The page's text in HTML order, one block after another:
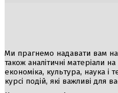
Ми прагнемо надавати вам
також аналітичні матеріали
економіка, культура, наука і
курсі подій, які важливі для